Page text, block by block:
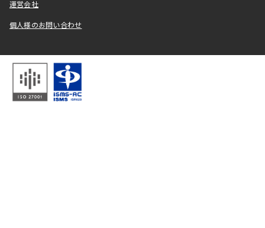
運営会社
個人様のお問い合わせ